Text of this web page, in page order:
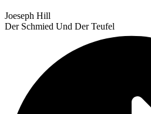
Joeseph Hill
Der Schmied Und Der Teufel